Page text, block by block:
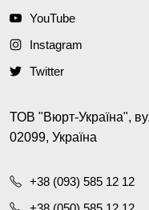
YouTube
Instagram
Twitter
ТОВ "Вюрт-Україна",
02099, Україна
+38 (093) 585 12 12